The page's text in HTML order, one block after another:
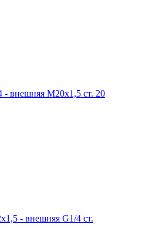
- внешняя М20х1,5 ст. 20
- внешняя G1/4 ст.